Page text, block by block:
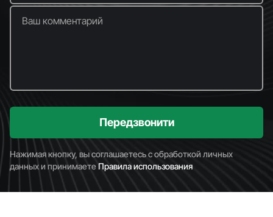
Ваш комментарий
Передзвонити
Нажимая кнопку, вы соглашаетесь с обработкой личных
данных и принимаетеПравила использования